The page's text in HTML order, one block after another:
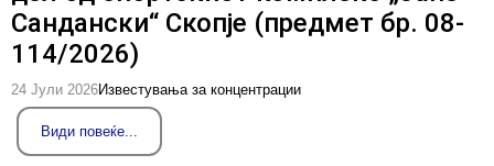
Сандански“ Скопје (предмет бр. 08-
114/2026)
24 Јули 2026Известувања за концентрации
Види повеќе...